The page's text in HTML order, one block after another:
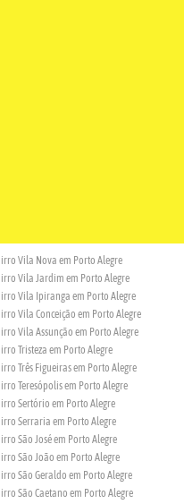
Vila Nova em Porto Alegre
Vila Jardim em Porto Alegre
Vila Ipiranga em Porto Alegre
Vila Conceição em Porto Alegre
Vila Assunção em Porto Alegre
Tristeza em Porto Alegre
Três Figueiras em Porto Alegre
Teresópolis em Porto Alegre
Sertório em Porto Alegre
Serraria em Porto Alegre
São José em Porto Alegre
São João em Porto Alegre
São Geraldo em Porto Alegre
São Caetano em Porto Alegre